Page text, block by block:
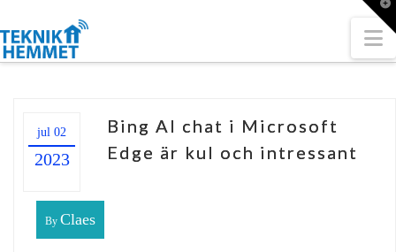
jul 02
2023
Bing AI chat i Microsoft
Edge är kul och intressant
By Claes